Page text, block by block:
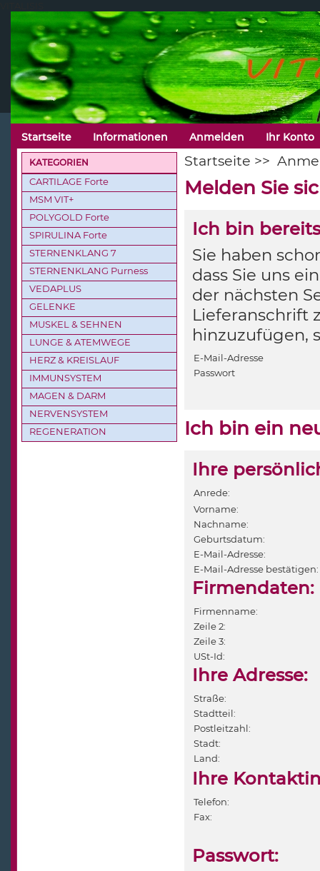
Startseite >>
Melden Sie
Ich bin
Sie haben
dass Sie uns
der nächsten
Lieferanschrift
hinzuzufügen,
E-Mail-Adresse
Passwort
Ich bin ein
Ihre
Anrede:
Vorname:
Nachname:
Geburtsdatum:
E-Mail-Adresse:
E-Mail-Adresse bestätigen:
Firmendaten:
Firmenname:
Zeile 2:
Zeile 3:
USt-Id:
Ihre Adresse:
Straße:
Stadtteil:
Postleitzahl:
Stadt:
Land:
Ihre
Telefon:
Fax:
Passwort:
KATEGORIEN
CARTILAGE Forte
MSM VIT+
POLYGOLD Forte
SPIRULINA Forte
STERNENKLANG 7
STERNENKLANG Purness
VEDAPLUS
GELENKE
MUSKEL & SEHNEN
LUNGE & ATEMWEGE
HERZ & KREISLAUF
IMMUNSYSTEM
MAGEN & DARM
NERVENSYSTEM
REGENERATION
Startseite Informationen Anmelden Ihr Konto